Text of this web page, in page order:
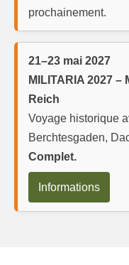
prochainement.
21–23 mai 2027
MILITARIA 2027
Reich
Voyage historique
Berchtesgaden,
Complet.
Informations